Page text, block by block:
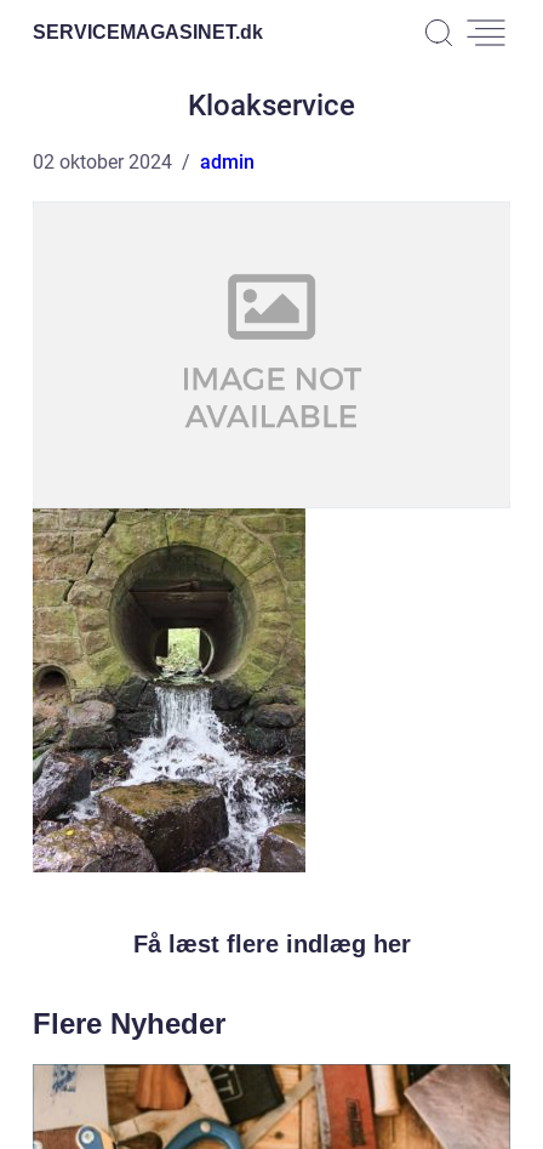
SERVICEMAGASINET.dk
Kloakservice
02 oktober 2024 admin
Få læst flere indlæg her
Flere Nyheder